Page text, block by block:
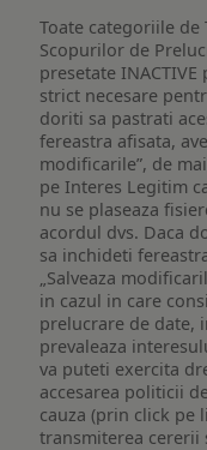
Toate categoriile
Scopurilor de
presetate
strict necesare
doriti sa pastrati
fereastra afisata,
modificarile”, de
pe Interes Legitim
nu se plaseaza
acordul dvs. Daca
sa inchideti
„Salveaza
in cazul in care
prelucrare de date,
prevaleaza
va puteti exercita
accesarea politicii
cauza (prin click pe
transmiterea cererii